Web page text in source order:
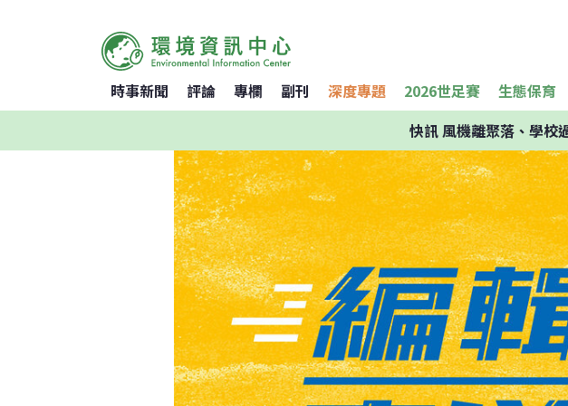
時事新聞 評論 專欄 副刊 深度專題 2026世足賽 生態保育
快訊風機離聚落、學校